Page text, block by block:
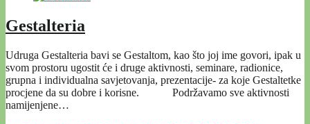
Gestalteria
Udruga Gestalteria bavi se Gestaltom, kao što joj ime govori, ipak u
svom prostoru ugostit će i druge aktivnosti, seminare, radionice,
grupna i individualna savjetovanja, prezentacije- za koje Gestaltetke
procjene da su dobre i korisne. Podržavamo sve aktivnosti
namijenjene…